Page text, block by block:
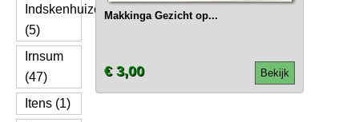
Indskenhuizen
(5)
Irnsum
(47)
Itens (1)
Makkinga Gezicht op...
Bekijk
€ 3,00